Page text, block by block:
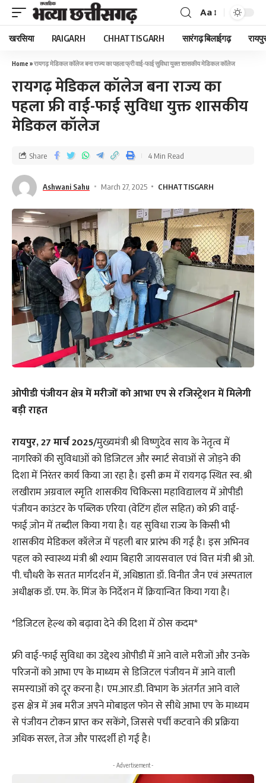
Aa
खरसिया RAIGARH CHHATTISGARH सारंगढ़ बिलाईगढ़
Home »रायगढ़ मेडिकल कॉलेज बना राज्य का पहला फ्री वाई-फाई सुविधा युक्त शासकीय मेडिकल कॉलेज
रायगढ़ मेडिकल कॉलेज बना राज्य का
पहला फ्री वाई-फाई सुविधा युक्त शासकीय
मेडिकल कॉलेज
Ashwani Sahu March 27, 2025 CHHATTISGARH
Share 4 Min Read
ओपीडी पंजीयन क्षेत्र में मरीजों को आभा एप से रजिस्ट्रेशन में मिलेगी
बड़ी राहत
रायपुर, 27 मार्च 2025/मुख्यमंत्री श्री विष्णुदेव साय के नेतृत्व में
नागरिकों की सुविधाओं को डिजिटल और स्मार्ट सेवाओं से जोड़ने की
दिशा में निरंतर कार्य किया जा रहा है। इसी क्रम में रायगढ़ स्थित स्व. श्री
लखीराम अग्रवाल स्मृति शासकीय चिकित्सा महाविद्यालय में ओपीडी
पंजीयन काउंटर के पब्लिक एरिया (वेटिंग हॉल सहित) को फ्री वाई-
फाई ज़ोन में तब्दील किया गया है। यह सुविधा राज्य के किसी भी
शासकीय मेडिकल कॉलेज में पहली बार प्रारंभ की गई है। इस अभिनव
पहल को स्वास्थ्य मंत्री श्री श्याम बिहारी जायसवाल एवं वित्त मंत्री श्री ओ.
पी. चौधरी के सतत मार्गदर्शन में, अधिष्ठाता डॉ. विनीत जैन एवं अस्पताल
अधीक्षक डॉ. एम. के. मिंज के निर्देशन में क्रियान्वित किया गया है।
*डिजिटल हेल्थ को बढ़ावा देने की दिशा में ठोस कदम*
फ्री वाई-फाई सुविधा का उद्देश्य ओपीडी में आने वाले मरीजों और उनके
परिजनों को आभा एप के माध्यम से डिजिटल पंजीयन में आने वाली
समस्याओं को दूर करना है। एम.आर.डी. विभाग के अंतर्गत आने वाले
इस क्षेत्र में अब मरीज अपने मोबाइल फोन से सीधे आभा एप के माध्यम
से पंजीयन टोकन प्राप्त कर सकेंगे, जिससे पर्ची कटवाने की प्रक्रिया
अधिक सरल, तेज और पारदर्शी हो गई है।
- Advertisement -